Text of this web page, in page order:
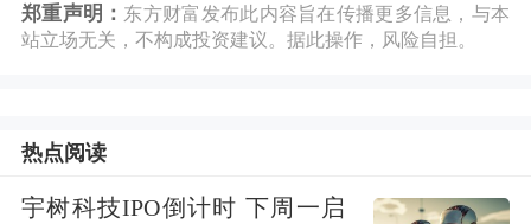
间市场价格大幅下跌，亏损便难以避
苏耀华）副总经理王刚告诉记者。
同样让贸易商头疼的还有下游的需求特
郑重声明： 东方财富发布此内容旨在传播更多信息，与本
站立场无关，不构成投资建议。据此操作，风险自担。
热点阅读
宇树科技IPO倒计时 下周一启